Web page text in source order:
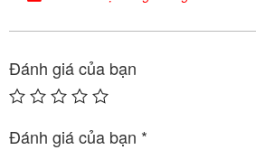
Đánh giá của bạn
Đánh giá của bạn *